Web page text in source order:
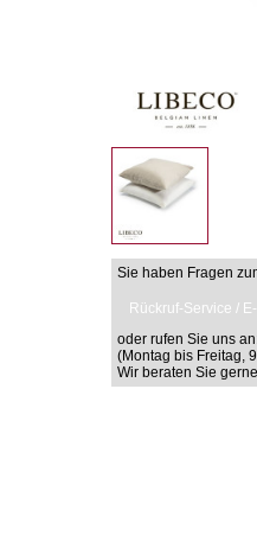
Sie haben Fragen
Rückruf-Service /
oder rufen Sie uns
(Montag bis Freitag,
Wir beraten Sie